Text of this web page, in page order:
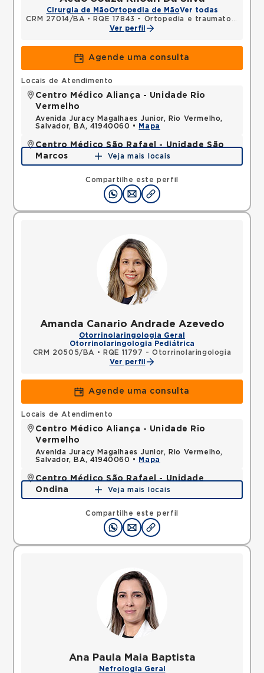
Cirurgia de MãoOrtopedia de MãoVer todas
CRM 27014/BA • RQE 17843 - Ortopedia e traumatologia
Ver perfil
Agende uma consulta
Compartilhe este perfil
Locais de Atendimento
Centro Médico Aliança - Unidade Rio
Vermelho
Avenida Juracy Magalhaes Junior, Rio Vermelho,
Salvador, BA, 41940060 •
Mapa
Centro Médico São Rafael - Unidade São
Marcos
Avenida Sao Rafael, Sao Marcos, Salvador, BA,
Mapa
Veja mais locais
Amanda Canario Andrade Azevedo
Otorrinolaringologia Geral
Otorrinolaringologia Pediátrica
CRM 20505/BA •
RQE 11797 - Otorrinolaringologia
Ver perfil
Agende uma consulta
Compartilhe este perfil
Locais de Atendimento
Centro Médico Aliança - Unidade Rio
Vermelho
Avenida Juracy Magalhaes Junior, Rio Vermelho,
Salvador, BA, 41940060 •
Mapa
Centro Médico São Rafael - Unidade
Ondina
Avenida Milton Santos, Ondina, Salvador, BA,
Mapa
Veja mais locais
Ana Paula Maia Baptista
Nefrologia Geral